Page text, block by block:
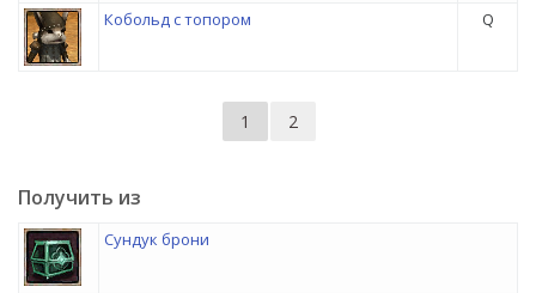
Кобольд с топором Q
1 2
Получить из
Сундук брони